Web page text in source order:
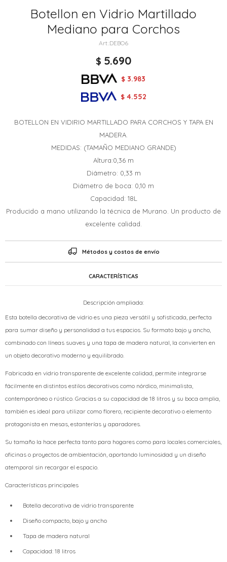
Botellon en Vidrio Martillado
Mediano para Corchos
DEBO6
$ 5.690
$ 3.983
$ 4.552
BOTELLON EN VIDIRIO MARTILLADO PARA CORCHOS Y TAPA EN
MADERA.
MEDIDAS: (TAMAÑO MEDIANO GRANDE)
Altura:0,36 m
Diámetro: 0,33 m
Diámetro de boca: 0,10 m
Capacidad: 18L
Producido a mano utilizando la técnica de Murano. Un producto de
excelente calidad.
Métodos y costos de envío
CARACTERÍSTICAS
Descripción ampliada:
Esta botella decorativa de vidrio es una pieza versátil y sofisticada, perfecta
para sumar diseño y personalidad a tus espacios. Su formato bajo y ancho,
combinado con líneas suaves y una tapa de madera natural, la convierten en
un objeto decorativo moderno y equilibrado.
Fabricada en vidrio transparente de excelente calidad, permite integrarse
fácilmente en distintos estilos decorativos como nórdico, minimalista,
contemporáneo o rústico. Gracias a su capacidad de 18 litros y su boca amplia,
también es ideal para utilizar como florero, recipiente decorativo o elemento
protagonista en mesas, estanterías y aparadores.
Su tamaño la hace perfecta tanto para hogares como para locales comerciales,
oficinas o proyectos de ambientación, aportando luminosidad y un diseño
atemporal sin recargar el espacio.
Características principales
Botella decorativa de vidrio transparente
Diseño compacto, bajo y ancho
Tapa de madera natural
Capacidad: 18 litros